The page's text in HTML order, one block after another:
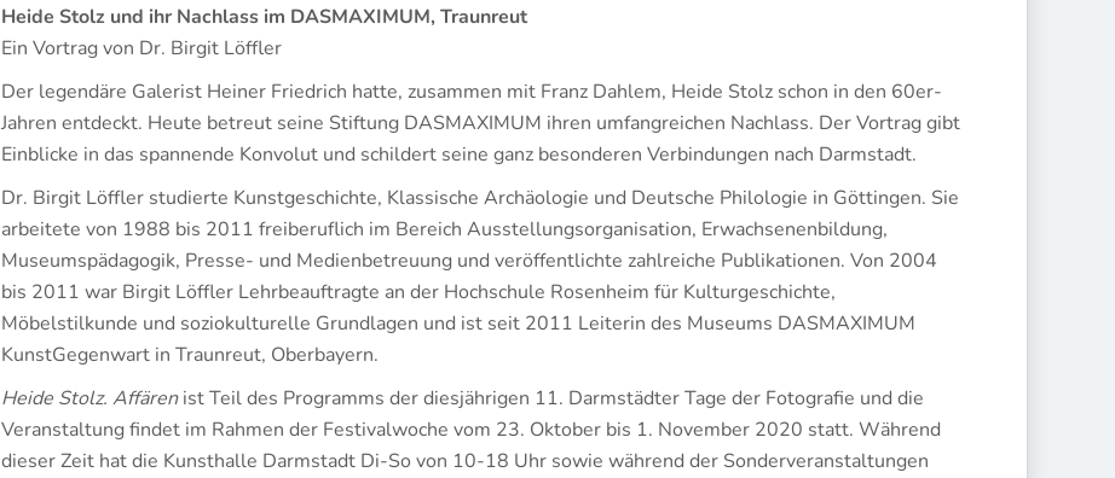
Heide Stolz und ihr Nachlass im DASMAXIMUM, Traunreut
Ein Vortrag von Dr. Birgit Löffler
Der legendäre Galerist Heiner Friedrich hatte, zusammen mit Franz Dahlem, Heide Stolz schon in den 60er-
Jahren entdeckt. Heute betreut seine Stiftung DASMAXIMUM ihren umfangreichen Nachlass. Der Vortrag gibt
Einblicke in das spannende Konvolut und schildert seine ganz besonderen Verbindungen nach Darmstadt.
Dr. Birgit Löffler studierte Kunstgeschichte, Klassische Archäologie und Deutsche Philologie in Göttingen. Sie
arbeitete von 1988 bis 2011 freiberuflich im Bereich Ausstellungsorganisation, Erwachsenenbildung,
Museumspädagogik, Presse- und Medienbetreuung und veröffentlichte zahlreiche Publikationen. Von 2004
bis 2011 war Birgit Löffler Lehrbeauftragte an der Hochschule Rosenheim für Kulturgeschichte,
Möbelstilkunde und soziokulturelle Grundlagen und ist seit 2011 Leiterin des Museums DASMAXIMUM
KunstGegenwart in Traunreut, Oberbayern.
Heide Stolz. Affärenist Teil des Programms der diesjährigen 11. Darmstädter Tage der Fotografie und die
Veranstaltung findet im Rahmen der Festivalwoche vom 23. Oktober bis 1. November 2020 statt. Während
dieser Zeit hat die Kunsthalle Darmstadt Di-So von 10-18 Uhr sowie während der Sonderveranstaltungen